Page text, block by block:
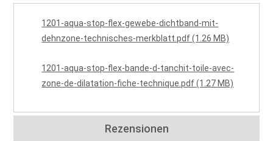
1201-aqua-stop-flex-gewebe-dichtband-mit-
dehnzone-technisches-merkblatt.pdf (1.26 MB)
1201-aqua-stop-flex-bande-d-tanchit-toile-avec-
zone-de-dilatation-fiche-technique.pdf (1.27 MB)
Rezensionen